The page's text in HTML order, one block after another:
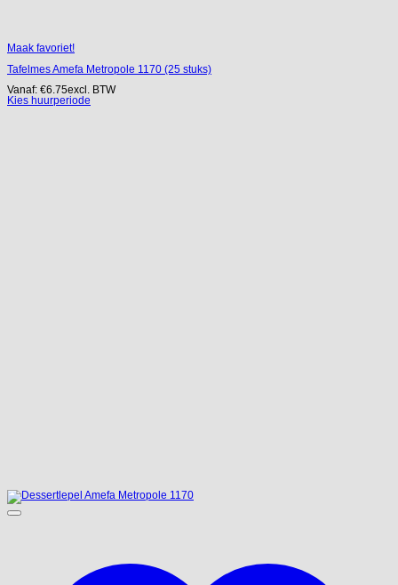
Maak favoriet!
Tafelmes Amefa Metropole 1170 (25 stuks)
Vanaf: €6.75excl. BTW
Kies huurperiode